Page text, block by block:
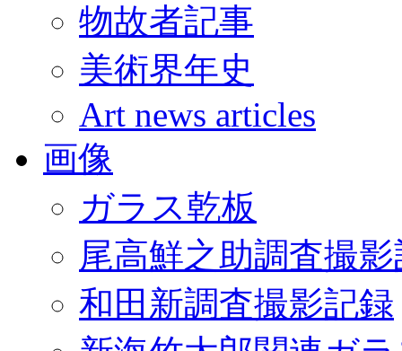
物故者記事
美術界年史
Art news articles
画像
ガラス乾板
尾高鮮之助調査撮
和田新調査撮影記録